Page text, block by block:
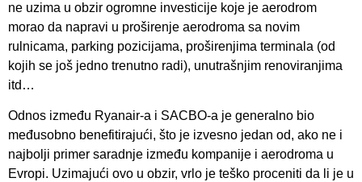
ne uzima u obzir ogromne investicije koje je aerodrom
morao da napravi u proširenje aerodroma sa novim
rulnicama, parking pozicijama, proširenjima terminala (od
kojih se još jedno trenutno radi), unutrašnjim renoviranjima
itd…
Odnos između Ryanair-a i SACBO-a je generalno bio
međusobno benefitirajući, što je izvesno jedan od, ako ne i
najbolji primer saradnje između kompanije i aerodroma u
Evropi. Uzimajući ovo u obzir, vrlo je teško proceniti da li je u